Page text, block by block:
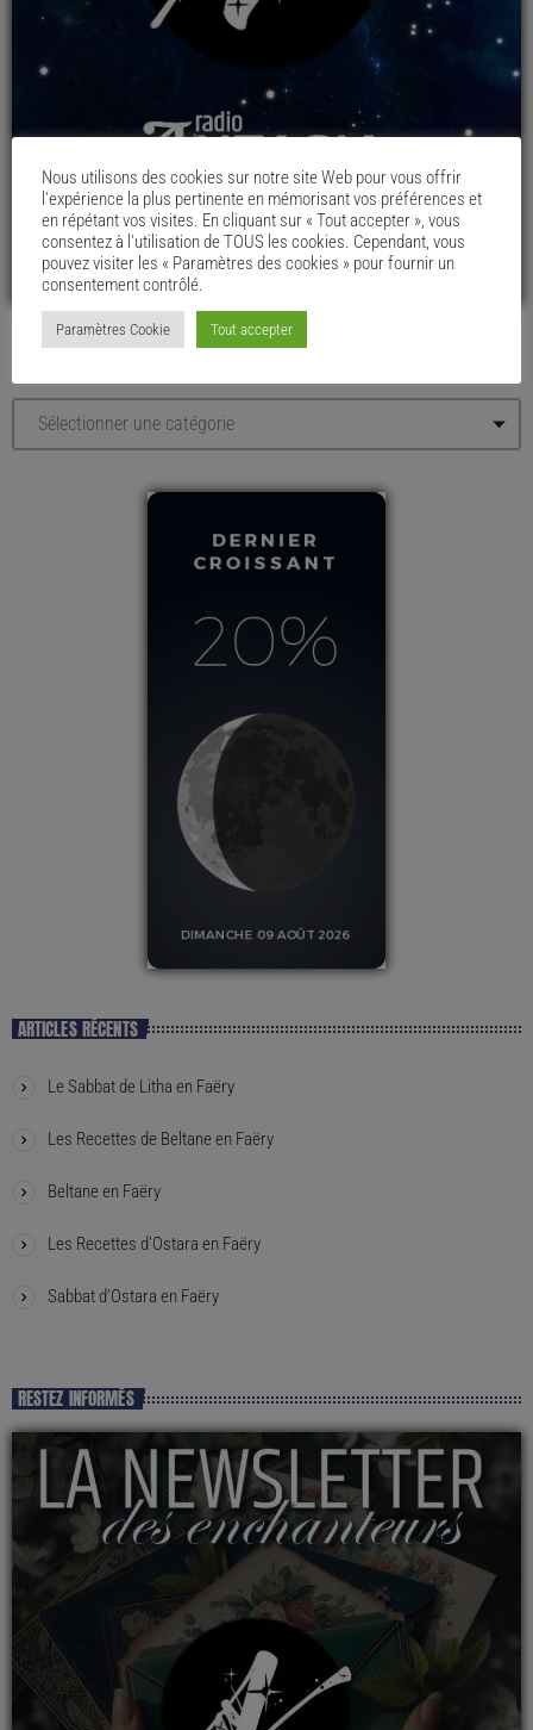
ARTICLES RÉCENTS
Le Sabbat de Litha en Faëry
Les Recettes de Beltane en Faëry
Beltane en Faëry
Les Recettes d’Ostara en Faëry
Sabbat d’Ostara en Faëry
RESTEZ INFORMÉS
Nous utilisons des cookies sur notre site Web pour vous offrir
l'expérience la plus pertinente en mémorisant vos préférences et
en répétant vos visites. En cliquant sur « Tout accepter », vous
consentez à l'utilisation de TOUS les cookies. Cependant, vous
pouvez visiter les « Paramètres des cookies » pour fournir un
consentement contrôlé.
Paramètres Cookie Tout accepter